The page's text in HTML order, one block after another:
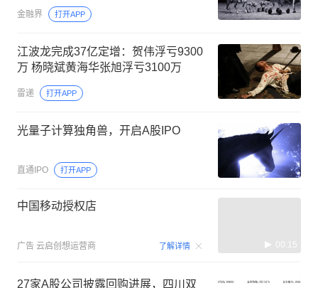
金融界 打开APP
江波龙完成37亿定增：贺伟浮亏9300
万 杨晓斌黄海华张旭浮亏3100万
雷递 打开APP
光量子计算独角兽，开启A股IPO
直通IPO 打开APP
中国移动授权店
广告 云启创想运营商 了解详情 00:15
27家A股公司披露回购进展，四川双